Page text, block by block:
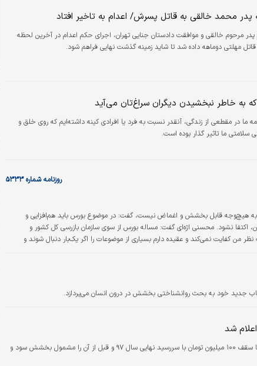
با تصمیم پدر مرحوم خالقی و موافقت دادستان جنایی تهران، اجرای حکم اعدام در آخرین لحظه
مهلتی دوماهه داده شد تا شاید زمینه گذشت نهایی فراهم شود.
به خاطر نبخشیدن دیگران سراغ‌تان می‌آید
ما در مقطعی از زندگی، آنقدر نسبت به فرد یا افرادی کینه داشته‌ایم که روی خلق و
سلامتی ما تاثیر گذار بوده است.
روزنامه شماره ۵۳۳۳
به هیچ‌وجه قابل بخشش و اغماض نیست، گفت: در موضوع بورس باید هم‌افزایی و
اکتفا نشود. محسنی اژه‌ای گفت: مساله بورس از سوی سازمان بازرسی کل کشور و
من کفایت نمی‌کند و عقیده دارم بسیاری از موضوعات را اگر یک‌بار دنبال شوند و
کتاب جدید خود به بحث روانشناختی بخشش در درون انسان می‌پردازد.
شد
بانک مرکزی طی بخشنامه ای تسهیلات تا سقف ۱۰۰ میلیون تومان با سررسید نهایی سال ۹۷ و قبل از آن را مشمول بخشش سود و